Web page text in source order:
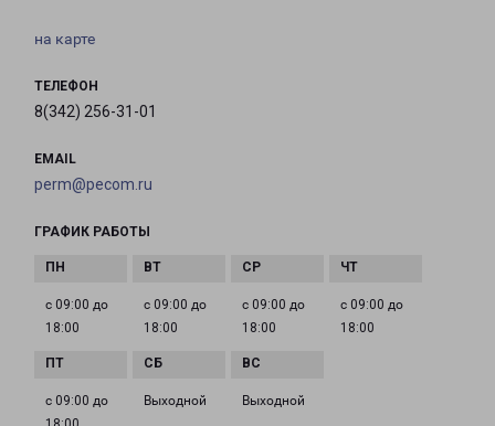
на карте
ТЕЛЕФОН
8(342) 256-31-01
EMAIL
perm@pecom.ru
ГРАФИК РАБОТЫ
с 09:00 до
18:00
с 09:00 до
18:00
с 09:00 до
18:00
с 09:00 до
18:00
с 09:00 до
Выходной Выходной